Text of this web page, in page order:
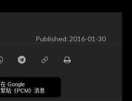
Published:2016-01-30
在 Google
緊貼《PCM》消息